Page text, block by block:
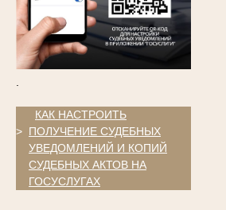
>
КАК НАСТРОИТЬ
ПОЛУЧЕНИЕ СУДЕБНЫХ
УВЕДОМЛЕНИЙ И КОПИЙ
СУДЕБНЫХ АКТОВ НА
ГОСУСЛУГАХ